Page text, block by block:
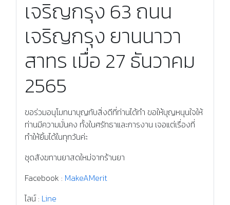
สังฆทานยาจัดเอง 19 +
9 ชุด โดย คุณ
Nicholas มารับเองที่
ร้านที่ปากซอย
เจริญกรุง 63 ถนน
เจริญกรุง ยานนาวา
สาทร เมื่อ 27 ธันวาคม
2565